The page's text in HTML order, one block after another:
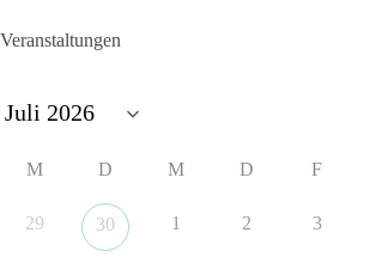
Wir stehen für
zumindest in Kriegsgebiete
⚠️ Aufruf zum sofortigen Waffenstillstand bzw.
⚠️ Einhaltung von Völkerrecht und UN-Charta
Veranstaltungen
M D M D F
29 30 1 2 3